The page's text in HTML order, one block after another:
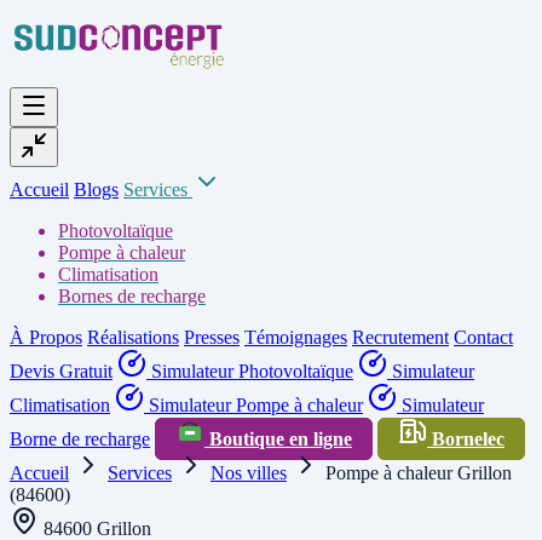
Accueil Blogs Services
Photovoltaïque
Pompe à chaleur
Climatisation
Bornes de recharge
À Propos Réalisations Presses Témoignages Recrutement Contact
Devis Gratuit
Simulateur Photovoltaïque
Simulateur
Climatisation
Simulateur Pompe à chaleur
Simulateur
Borne de recharge
Boutique en ligne
Bornelec
Accueil
Services Nos villes
Pompe à chaleur Grillon
(84600)
84600 Grillon